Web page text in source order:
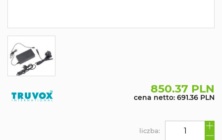
850.37 PLN
cena netto: 691.36 PLN
liczba: